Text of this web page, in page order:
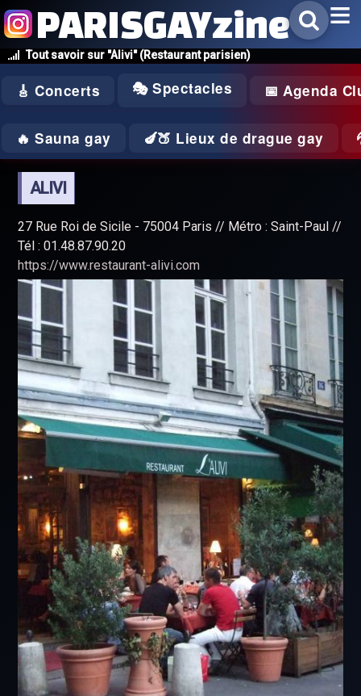
Tout savoir sur "Alivi" (Restaurant parisien)
PARISGAYzine
🎸 Concerts 🎭 Spectacles 📅 Agenda
🔥 Sauna gay 🍆🍑 Lieux de drague gay
ALIVI
27 Rue Roi de Sicile - 75004 Paris // Métro : Saint-Paul //
Tél : 01.48.87.90.20
https://www.restaurant-alivi.com